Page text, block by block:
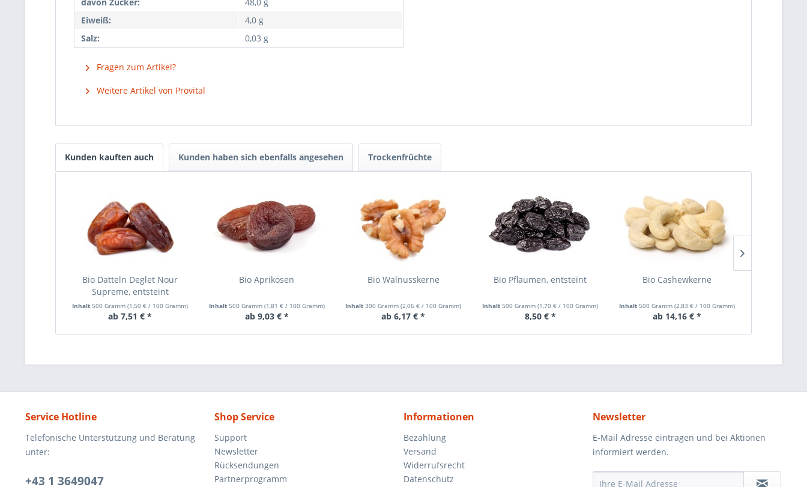
Eiweiß:
4,0 g
Salz:
0,03 g
Fragen zum Artikel?
Weitere Artikel von Provital
Kunden kauften auch Kunden haben sich ebenfalls angesehen Trockenfrüchte
Bio Datteln Deglet Nour
Supreme, entsteint
Inhalt500 Gramm(1,50 € / 100 Gramm)
ab 7,51 € *
Bio Aprikosen
Inhalt 500 Gramm (1,81 €/ 100 Gramm)
ab 9,03 € *
Bio Walnusskerne
Inhalt300 Gramm(2,06 € / 100 Gramm)
ab 6,17 € *
Bio Pflaumen, entsteint
Inhalt500 Gramm(1,70 € / 100 Gramm)
8,50 € *
Bio Cashewkerne
Inhalt 500 Gramm (2,83 €/ 100 Gramm)
ab 14,16 € *
Service Hotline
Telefonische Unterstützung und Beratung
unter:
+43 1 3649047
Shop Service
Support
Newsletter
Rücksendungen
Partnerprogramm
Informationen
Bezahlung
Versand
Widerrufsrecht
Datenschutz
Newsletter
E-Mail Adresse eintragen und bei Aktionen
informiert werden.